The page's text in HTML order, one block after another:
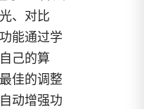
、对比
能通过学
己的算
佳的调整
动增强功